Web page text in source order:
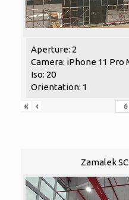
Aperture: 2
Camera: iPhone 11 Pro
Iso: 20
Orientation: 1
«
‹
Zamalek